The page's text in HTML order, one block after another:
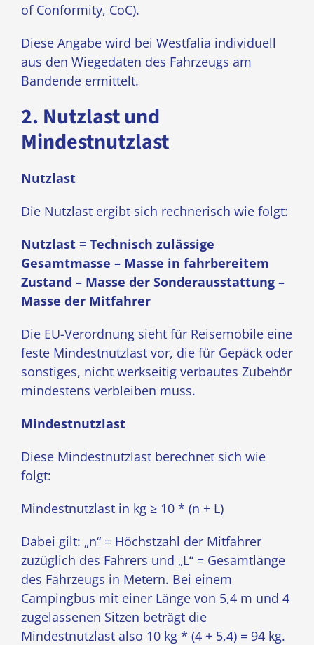
of Conformity, CoC).
Diese Angabe wird bei Westfalia individuell
aus den Wiegedaten des Fahrzeugs am
Bandende ermittelt.
2. Nutzlast und
Mindestnutzlast
Nutzlast
Die Nutzlast ergibt sich rechnerisch wie folgt:
Nutzlast = Technisch zulässige
Gesamtmasse – Masse in fahrbereitem
Zustand – Masse der Sonderausstattung –
Masse der Mitfahrer
Die EU-Verordnung sieht für Reisemobile eine
feste Mindestnutzlast vor, die für Gepäck oder
sonstiges, nicht werkseitig verbautes Zubehör
mindestens verbleiben muss.
Mindestnutzlast
Diese Mindestnutzlast berechnet sich wie
folgt:
Mindestnutzlast in kg ≥ 10 * (n + L)
Dabei gilt: „n“ = Höchstzahl der Mitfahrer
zuzüglich des Fahrers und „L“ = Gesamtlänge
des Fahrzeugs in Metern. Bei einem
Campingbus mit einer Länge von 5,4 m und 4
zugelassenen Sitzen beträgt die
Mindestnutzlast also 10 kg * (4 + 5,4) = 94 kg.